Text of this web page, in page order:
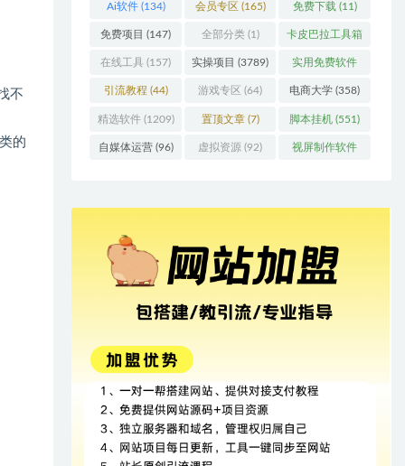
不
的
Ai软件(134) 会员专区 (165) 免费下载 (11)
免费项目 (147) 全部分类(1) 卡皮巴拉工具箱
(3)
在线工具 (157) 实操项目 (3789) 实用免费软件
(415)
引流教程 (44) 游戏专区 (64) 电商大学 (358)
精选软件(1209) 置顶文章(7) 脚本挂机 (551)
自媒体运营(96) 虚拟资源 (92) 视屏制作软件